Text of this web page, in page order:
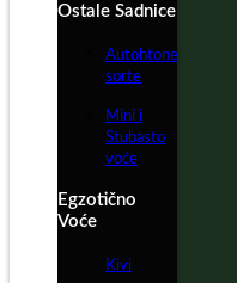
Ostale Sadnice
Autohtone
sorte
Mini i
Stubasto
voće
Egzotično
Voće
Kivi